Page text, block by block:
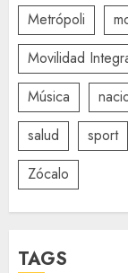
Metrópoli
Movilidad
Música
salud
sport
Zócalo
TAGS